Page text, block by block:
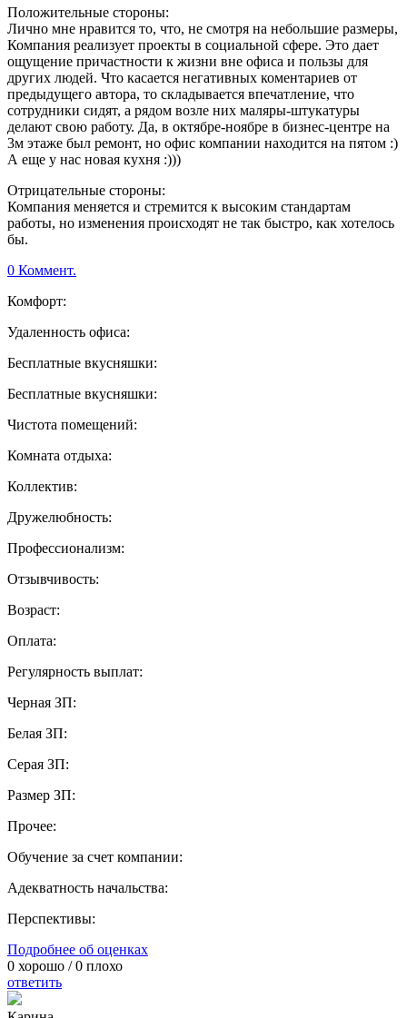
Положительные стороны:
Лично мне нравится то, что, не смотря на небольшие размеры,
Компания реализует проекты в социальной сфере. Это дает
ощущение причастности к жизни вне офиса и пользы для
других людей. Что касается негативных коментариев от
предыдущего автора, то складывается впечатление, что
сотрудники сидят, а рядом возле них маляры-штукатуры
делают свою работу. Да, в октябре-ноябре в бизнес-центре на
3м этаже был ремонт, но офис компании находится на пятом :)
А еще у нас новая кухня :)))
Отрицательные стороны:
Компания меняется и стремится к высоким стандартам
работы, но изменения происходят не так быстро, как хотелось
бы.
0 Коммент.
Комфорт:
Удаленность офиса:
Бесплатные вкусняшки:
Бесплатные вкусняшки:
Чистота помещений:
Комната отдыха:
Коллектив:
Дружелюбность:
Профессионализм:
Отзывчивость:
Возраст:
Оплата:
Регулярность выплат:
Черная ЗП:
Белая ЗП:
Серая ЗП:
Размер ЗП:
Прочее:
Обучение за счет компании:
Адекватность начальства:
Перспективы:
Подробнее об оценках
0 хорошо /0 плохо
ответить